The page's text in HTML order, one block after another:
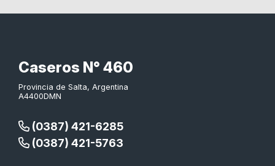
Caseros N° 460
Provincia de Salta, Argentina
A4400DMN
(0387) 421-6285
(0387) 421-5763